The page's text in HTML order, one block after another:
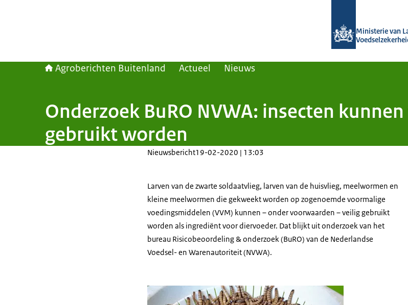
Ministerie van
Agroberichten Buitenland Actueel Nieuws
Onderzoek BuRO NVWA: insecten
gebruikt worden
Nieuwsbericht19-02-2020 | 13:03
Larven van de zwarte soldaatvlieg, larven van de huisvlieg, meelwormen en
kleine meelwormen die gekweekt worden op zogenoemde voormalige
voedingsmiddelen (VVM) kunnen – onder voorwaarden – veilig gebruikt
worden als ingrediënt voor diervoeder. Dat blijkt uit onderzoek van het
bureau Risicobeoordeling & onderzoek (BuRO) van de Nederlandse
Voedsel- en Warenautoriteit (NVWA).